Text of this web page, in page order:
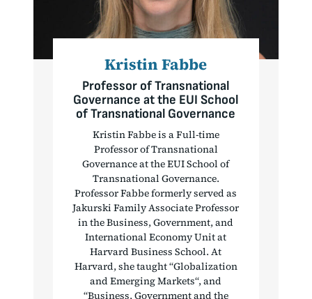
Kristin Fabbe
Professor of Transnational
Governance at the EUI School
of Transnational Governance
Kristin Fabbe is a Full-time
Professor of Transnational
Governance at the EUI School of
Transnational Governance.
Professor Fabbe formerly served as
Jakurski Family Associate Professor
in the Business, Government, and
International Economy Unit at
Harvard Business School. At
Harvard, she taught “Globalization
and Emerging Markets“, and
“Business, Government and the